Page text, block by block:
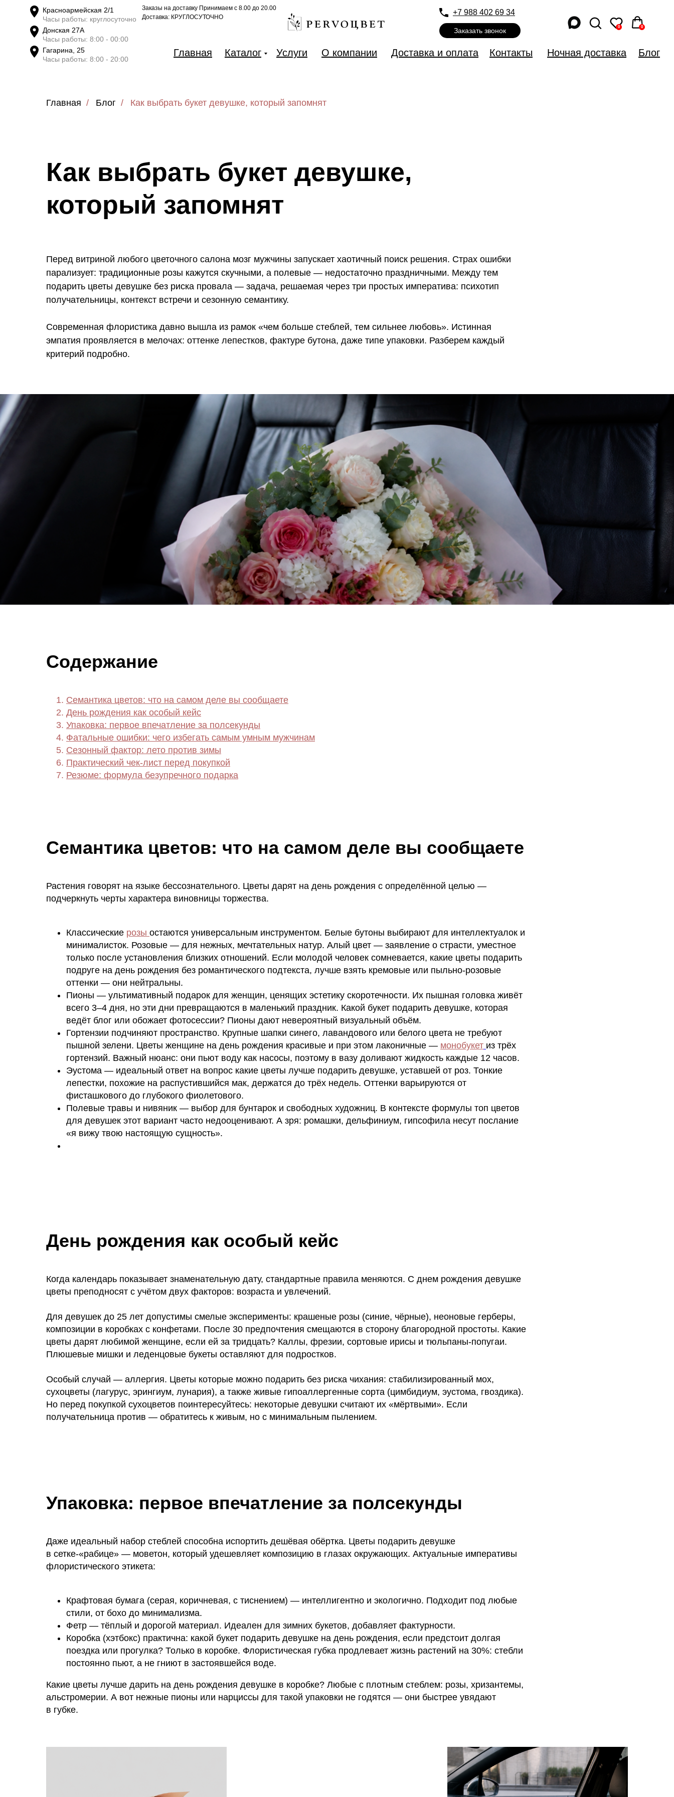
Гагарина, 25
Часы работы: 8:00 - 20:00
Донская 27А
Часы работы: 8:00 - 00:00
Заказать звонок
+7 988 402 69 34
Красноармейская 2/1
Часы работы: круглосуточно
Доставка: КРУГЛОСУТОЧНО
Заказы на доставку Принимаем с 8.00 до 20.00
0
0
Каталог
Главная Услуги О компании Доставка и оплата Контакты Ночная доставка Блог
Гагарина, 25
Часы работы: 8:00 - 20:00
Заказать звонок
+7 988 402 69 34
Донская 27А
Часы работы: 8:00 - 00:00
Красноармейская 2/1
Часы работы: круглосуточно
Доставка: КРУГЛОСУТОЧНО
Заказы на доставку Принимаем с 8.00 до 20.00
0
0
Каталог
Главная Услуги О компании Доставка и оплата Контакты Ночная доставка Блог
Главная / Блог / Как выбрать букет девушке, который запомнят
Как выбрать букет девушке,
который запомнят
Перед витриной любого цветочного салона мозг мужчины запускает хаотичный поиск решения. Страх ошибки
парализует: традиционные розы кажутся скучными, а полевые — недостаточно праздничными. Между тем
подарить цветы девушке без риска провала — задача, решаемая через три простых императива: психотип
получательницы, контекст встречи и сезонную семантику.
Современная флористика давно вышла из рамок «чем больше стеблей, тем сильнее любовь». Истинная
эмпатия проявляется в мелочах: оттенке лепестков, фактуре бутона, даже типе упаковки. Разберем каждый
критерий подробно.
Содержание
Семантика цветов: что на самом деле вы сообщаете
День рождения как особый кейс
Упаковка: первое впечатление за полсекунды
Фатальные ошибки: чего избегать самым умным мужчинам
Сезонный фактор: лето против зимы
Практический чек-лист перед покупкой
Резюме: формула безупречного подарка
Семантика цветов: что на самом деле вы сообщаете
Растения говорят на языке бессознательного. Цветы дарят на день рождения с определённой целью —
подчеркнуть черты характера виновницы торжества.
Классические розы остаются универсальным инструментом. Белые бутоны выбирают для интеллектуалок и
минималисток. Розовые — для нежных, мечтательных натур. Алый цвет — заявление о страсти, уместное
только после установления близких отношений. Если молодой человек сомневается, какие цветы подарить
подруге на день рождения без романтического подтекста, лучше взять кремовые или пыльно-розовые
оттенки — они нейтральны.
Пионы — ультимативный подарок для женщин, ценящих эстетику скоротечности. Их пышная головка живёт
всего 3–4 дня, но эти дни превращаются в маленький праздник. Какой букет подарить девушке, которая
ведёт блог или обожает фотосессии? Пионы дают невероятный визуальный объём.
Гортензии подчиняют пространство. Крупные шапки синего, лавандового или белого цвета не требуют
пышной зелени. Цветы женщине на день рождения красивые и при этом лаконичные — монобукет из трёх
гортензий. Важный нюанс: они пьют воду как насосы, поэтому в вазу доливают жидкость каждые 12 часов.
Эустома — идеальный ответ на вопрос какие цветы лучше подарить девушке, уставшей от роз. Тонкие
лепестки, похожие на распустившийся мак, держатся до трёх недель. Оттенки варьируются от
фисташкового до глубокого фиолетового.
Полевые травы и нивяник — выбор для бунтарок и свободных художниц. В контексте формулы топ цветов
для девушек этот вариант часто недооценивают. А зря: ромашки, дельфиниум, гипсофила несут послание
«я вижу твою настоящую сущность».
День рождения как особый кейс
Когда календарь показывает знаменательную дату, стандартные правила меняются. С днем рождения девушке
цветы преподносят с учётом двух факторов: возраста и увлечений.
Для девушек до 25 лет допустимы смелые эксперименты: крашеные розы (синие, чёрные), неоновые герберы,
композиции в коробках с конфетами. После 30 предпочтения смещаются в сторону благородной простоты. Какие
цветы дарят любимой женщине, если ей за тридцать? Каллы, фрезии, сортовые ирисы и тюльпаны-попугаи.
Плюшевые мишки и леденцовые букеты оставляют для подростков.
Особый случай — аллергия. Цветы которые можно подарить без риска чихания: стабилизированный мох,
сухоцветы (лагурус, эрингиум, лунария), а также живые гипоаллергенные сорта (цимбидиум, эустома, гвоздика).
Но перед покупкой сухоцветов поинтересуйтесь: некоторые девушки считают их «мёртвыми». Если
получательница против — обратитесь к живым, но с минимальным пылением.
Упаковка: первое впечатление за полсекунды
Даже идеальный набор стеблей способна испортить дешёвая обёртка. Цветы подарить девушке
в сетке-«рабице» — моветон, который удешевляет композицию в глазах окружающих. Актуальные императивы
флористического этикета:
Крафтовая бумага (серая, коричневая, с тиснением) — интеллигентно и экологично. Подходит под любые
стили, от бохо до минимализма.
Фетр — тёплый и дорогой материал. Идеален для зимних букетов, добавляет фактурности.
Коробка (хэтбокс) практична: какой букет подарить девушке на день рождения, если предстоит долгая
поездка или прогулка? Только в коробке. Флористическая губка продлевает жизнь растений на 30%: стебли
постоянно пьют, а не гниют в застоявшейся воде.
Какие цветы лучше дарить на день рождения девушке в коробке? Любые с плотным стеблем: розы, хризантемы,
альстромерии. А вот нежные пионы или нарциссы для такой упаковки не годятся — они быстрее увядают
в губке.